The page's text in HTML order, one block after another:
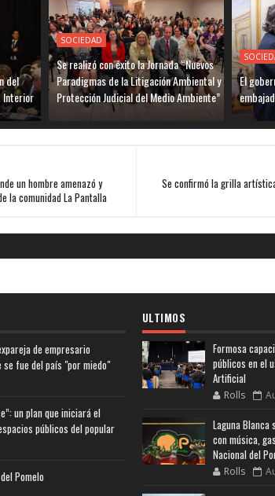
del
Interior
SOCIEDAD
Se realizó con éxito la Jornada “Nuevos
Paradigmas de la Litigación Ambiental y
Protección Judicial del Medio Ambiente”
El
Se confirmó la grilla
un hombre amenazó y
la comunidad La Pantalla
de empresario
se fue del país "por miedo"
un plan que iniciará el
públicos del popular
Pomelo
ULTIMOS
Formosa
públicos en el
Artificial
Rolls
Laguna
con música,
Nacional del
Rolls